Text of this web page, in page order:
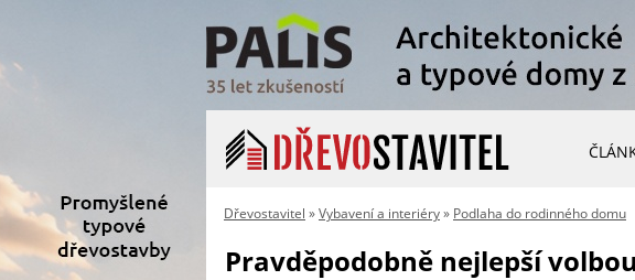
Dřevostavitel »Vybavení a interiéry» Podlaha do rodinného domu
Pravděpodobně nejlepší